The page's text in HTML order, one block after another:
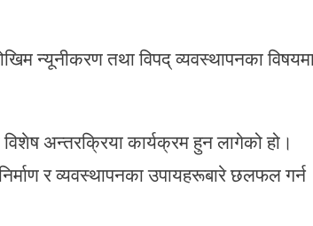
न्यूनीकरण तथा विपद् व्यवस्थापनका
विशेष अन्तरक्रिया कार्यक्रम हुन लागेको हो।
र व्यवस्थापनका उपायहरूबारे छलफल गर्न